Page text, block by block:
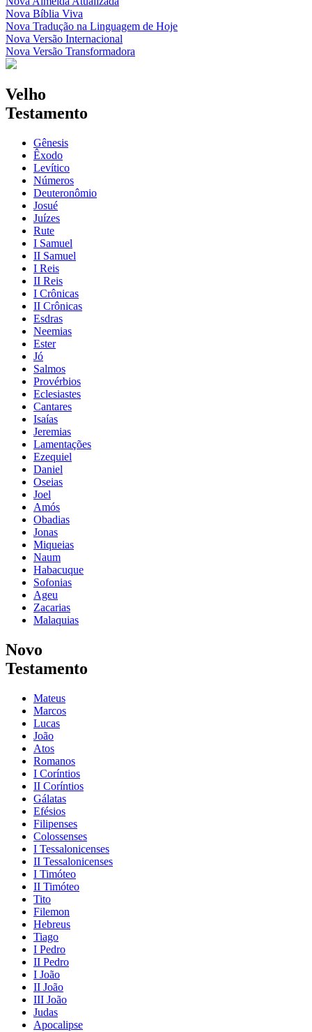
Nova Bíblia Viva
Nova Tradução na Linguagem de Hoje
Nova Versão Internacional
Nova Versão Transformadora
Velho
Testamento
Gênesis
Êxodo
Levítico
Números
Deuteronômio
Josué
Juízes
Rute
I Samuel
II Samuel
I Reis
II Reis
I Crônicas
II Crônicas
Esdras
Neemias
Ester
Jó
Salmos
Provérbios
Eclesiastes
Cantares
Isaías
Jeremias
Lamentações
Ezequiel
Daniel
Oseias
Joel
Amós
Obadias
Jonas
Miqueias
Naum
Habacuque
Sofonias
Ageu
Zacarias
Malaquias
Novo
Testamento
Mateus
Marcos
Lucas
João
Atos
Romanos
I Coríntios
II Coríntios
Gálatas
Efésios
Filipenses
Colossenses
I Tessalonicenses
II Tessalonicenses
I Timóteo
II Timóteo
Tito
Filemon
Hebreus
Tiago
I Pedro
II Pedro
I João
II João
III João
Judas
Apocalipse